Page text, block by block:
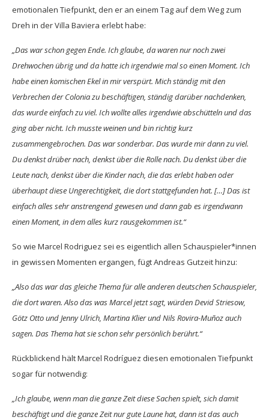
emotionalen Tiefpunkt, den er an einem Tag auf dem Weg zum
Dreh in der Villa Baviera erlebt habe:
„Das war schon gegen Ende. Ich glaube, da waren nur noch zwei
Drehwochen übrig und da hatte ich irgendwie mal so einen Moment. Ich
habe einen komischen Ekel in mir verspürt. Mich ständig mit den
Verbrechen der Colonia zu beschäftigen, ständig darüber nachdenken,
das wurde einfach zu viel. Ich wollte alles irgendwie abschütteln und das
ging aber nicht. Ich musste weinen und bin richtig kurz
zusammengebrochen. Das war sonderbar. Das wurde mir dann zu viel.
Du denkst drüber nach, denkst über die Rolle nach. Du denkst über die
Leute nach, denkst über die Kinder nach, die das erlebt haben oder
überhaupt diese Ungerechtigkeit, die dort stattgefunden hat. […] Das ist
einfach alles sehr anstrengend gewesen und dann gab es irgendwann
einen Moment, in dem alles kurz rausgekommen ist.“
So wie Marcel Rodriguez sei es eigentlich allen Schauspieler*innen
in gewissen Momenten ergangen, fügt Andreas Gutzeit hinzu:
„Also das war das gleiche Thema für alle anderen deutschen Schauspieler,
die dort waren. Also das was Marcel jetzt sagt, würden Devid Striesow,
Götz Otto und Jenny Ulrich, Martina Klier und Nils Rovira-Muñoz auch
sagen. Das Thema hat sie schon sehr persönlich berührt.“
Rückblickend hält Marcel Rodríguez diesen emotionalen Tiefpunkt
sogar für notwendig:
„Ich glaube, wenn man die ganze Zeit diese Sachen spielt, sich damit
beschäftigt und die ganze Zeit nur gute Laune hat, dann ist das auch